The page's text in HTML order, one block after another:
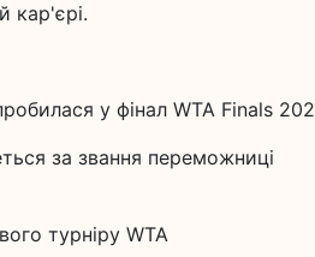
кар'єрі.
у фінал WTA Finals
за звання переможниці
турніру WTA